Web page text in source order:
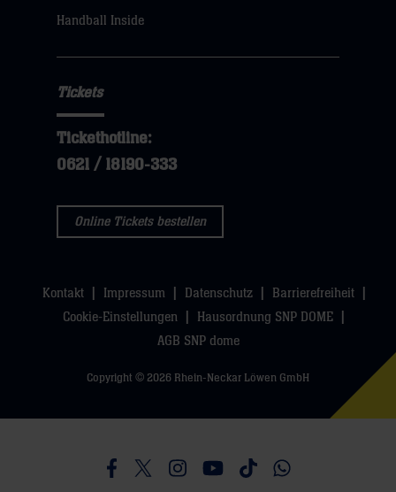
Handball Inside
Tickets
Tickethotline:
0621 / 18190-333
Online Tickets bestellen
Kontakt Impressum Datenschutz
Barrierefreiheit
Cookie-Einstellungen
Hausordnung SNP DOME
AGB SNP dome
Copyright © 2026 Rhein-Neckar Löwen GmbH
Besucht uns auf Facebook
Besucht uns auf Twitter
Besucht uns auf Instagram
Besucht uns auf Youtube
Besucht uns auf
Besucht uns auf